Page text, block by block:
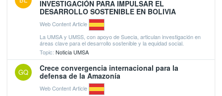
INVESTIGACIÓN PARA IMPULSAR EL
DESARROLLO SOSTENIBLE EN BOLIVIA
Web Content Article
La UMSA y UMSS, con apoyo de Suecia, articulan investigación en
áreas clave para el desarrollo sostenible y la equidad social.
Topic: Noticia UMSA
GQ
Crece convergencia internacional para la
defensa de la Amazonía
Web Content Article